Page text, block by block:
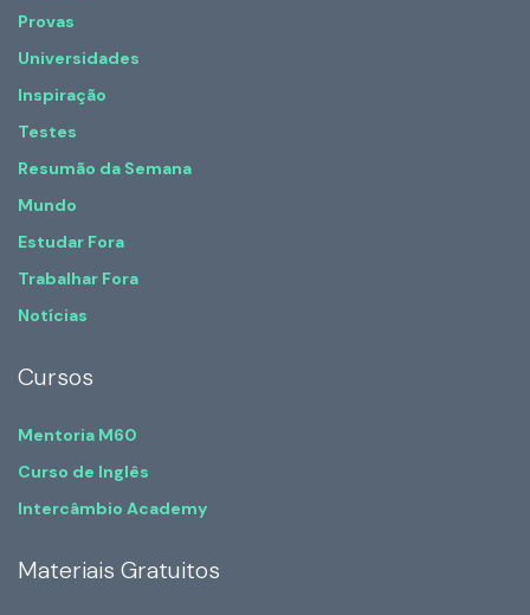
Provas
Universidades
Inspiração
Testes
Resumão da Semana
Mundo
Estudar Fora
Trabalhar Fora
Notícias
Cursos
Mentoria M60
Curso de Inglês
Intercâmbio Academy
Materiais Gratuitos